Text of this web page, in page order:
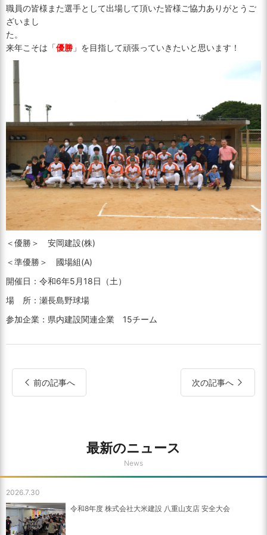
職員の皆様また選手として出場して頂いた皆様ご協力ありがとうご
ざいまし
た。
来年こそは「優勝 」を目指して頑張っていきたいと思います！
＜優勝＞ 安岡建設(株)
＜準優勝＞ 國場組(A)
開催日：令和6年5月18日（土）
場 所：瀬長島野球場
参加企業：県内建設関連企業 15チーム
前の記事へ 次の記事へ
最新のニュース
News
2026.7.30
令和8年度 株式会社大米建設 八重山支店 安全大会